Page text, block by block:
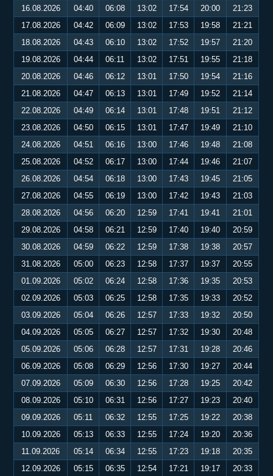
16.08.2026
04:40 06:08 13:02 17:54 20:00
21:23
17.08.2026
04:42 06:09 13:02 17:53 19:58
21:21
18.08.2026
04:43 06:10 13:02 17:52 19:57
21:20
19.08.2026
04:44 06:11 13:02 17:51 19:55
21:18
20.08.2026
04:46 06:12 13:01 17:50 19:54
21:16
21.08.2026
04:47 06:13 13:01 17:49 19:52
21:14
22.08.2026
04:49 06:14 13:01 17:48 19:51
21:12
23.08.2026
04:50 06:15 13:01 17:47 19:49
21:10
24.08.2026
04:51 06:16 13:00 17:46 19:48
21:08
25.08.2026
04:52 06:17 13:00 17:44 19:46
21:07
26.08.2026
04:54 06:18 13:00 17:43 19:45
21:05
27.08.2026
04:55 06:19 13:00 17:42 19:43
21:03
28.08.2026
04:56 06:20 12:59 17:41 19:41
21:01
29.08.2026
04:58 06:21 12:59 17:40 19:40
20:59
30.08.2026
04:59 06:22 12:59 17:38 19:38
20:57
31.08.2026
05:00 06:23 12:58 17:37 19:37
20:55
01.09.2026
05:02 06:24 12:58 17:36 19:35
20:53
02.09.2026
05:03 06:25 12:58 17:35 19:33
20:52
03.09.2026
05:04 06:26 12:57 17:33 19:32
20:50
04.09.2026
05:05 06:27 12:57 17:32 19:30
20:48
05.09.2026
05:06 06:28 12:57 17:31 19:28
20:46
06.09.2026
05:08 06:29 12:56 17:30 19:27
20:44
07.09.2026
05:09 06:30 12:56 17:28 19:25
20:42
08.09.2026
05:10 06:31 12:56 17:27 19:23
20:40
09.09.2026
05:11 06:32 12:55 17:25 19:22
20:38
10.09.2026
05:13 06:33 12:55 17:24 19:20
20:36
11.09.2026
05:14 06:34 12:55 17:23 19:18
20:35
12.09.2026
05:15 06:35 12:54 17:21 19:17
20:33